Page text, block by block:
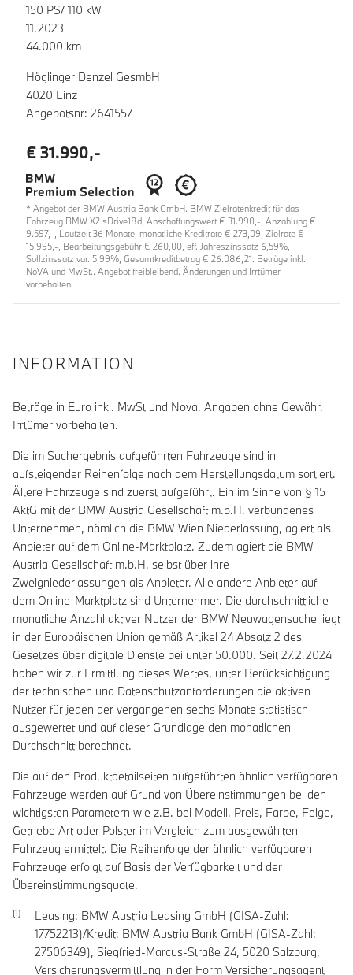
150 PS/ 110 kW
11.2023
44.000 km
Höglinger Denzel GesmbH
4020 Linz
Angebotsnr: 2641557
€ 31.990,-
* Angebot der BMW Austria Bank GmbH. BMW Zielratenkredit für das
Fahrzeug BMW X2 sDrive18d, Anschaffungswert € 31.990,-, Anzahlung €
9.597,-, Laufzeit 36 Monate, monatliche Kreditrate € 273,09, Zielrate €
15.995,-, Bearbeitungsgebühr € 260,00, eff. Jahreszinssatz 6,59%,
Sollzinssatz var. 5,99%, Gesamtkreditbetrag € 26.086,21. Beträge inkl.
NoVA und MwSt.. Angebot freibleibend. Änderungen und Irrtümer
vorbehalten.
INFORMATION
Beträge in Euro inkl. MwSt und Nova. Angaben ohne Gewähr.
Irrtümer vorbehalten.
Die im Suchergebnis aufgeführten Fahrzeuge sind in
aufsteigender Reihenfolge nach dem Herstellungsdatum sortiert.
Ältere Fahrzeuge sind zuerst aufgeführt. Ein im Sinne von § 15
AktG mit der BMW Austria Gesellschaft m.b.H. verbundenes
Unternehmen, nämlich die BMW Wien Niederlassung, agiert als
Anbieter auf dem Online-Marktplatz. Zudem agiert die BMW
Austria Gesellschaft m.b.H. selbst über ihre
Zweigniederlassungen als Anbieter. Alle andere Anbieter auf
dem Online-Marktplatz sind Unternehmer. Die durchschnittliche
monatliche Anzahl aktiver Nutzer der BMW Neuwagensuche liegt
in der Europäischen Union gemäß Artikel 24 Absatz 2 des
Gesetzes über digitale Dienste bei unter 50.000. Seit 27.2.2024
haben wir zur Ermittlung dieses Wertes, unter Berücksichtigung
der technischen und Datenschutzanforderungen die aktiven
Nutzer für jeden der vergangenen sechs Monate statistisch
ausgewertet und auf dieser Grundlage den monatlichen
Durchschnitt berechnet.
Die auf den Produktdetailseiten aufgeführten ähnlich verfügbaren
Fahrzeuge werden auf Grund von Übereinstimmungen bei den
wichtigsten Parametern wie z.B. bei Modell, Preis, Farbe, Felge,
Getriebe Art oder Polster im Vergleich zum ausgewählten
Fahrzeug ermittelt. Die Reihenfolge der ähnlich verfügbaren
Fahrzeuge erfolgt auf Basis der Verfügbarkeit und der
Übereinstimmungsquote.
Leasing: BMW Austria Leasing GmbH (GISA-Zahl:
17752213)/Kredit: BMW Austria Bank GmbH (GISA-Zahl:
27506349), Siegfried-Marcus-Straße 24, 5020 Salzburg,
Versicherungsvermittlung in der Form Versicherungsagent